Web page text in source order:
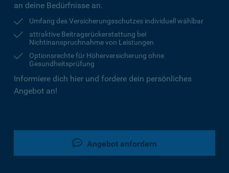
an deine Bedürfnisse an.
Umfang des Versicherungsschutzes individuell wählbar
attraktive Beitragsrückerstattung bei
Nichtinanspruchnahme von Leistungen
Optionsrechte für Höherversicherung ohne
Gesundheitsprüfung
Informiere dich hier und fordere dein persönliches
Angebot an!
Angebot anfordern